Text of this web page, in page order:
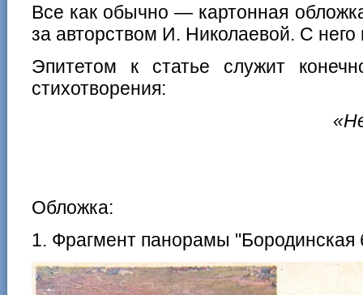
Все как обычно — картонная
за авторством И. Николаевой. С него
Эпитетом к статье служит
стихотворения:
Обложка:
1. Фрагмент панорамы "Бородинская